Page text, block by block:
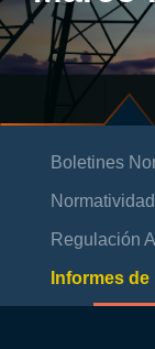
Boletines
Regulación
Informes